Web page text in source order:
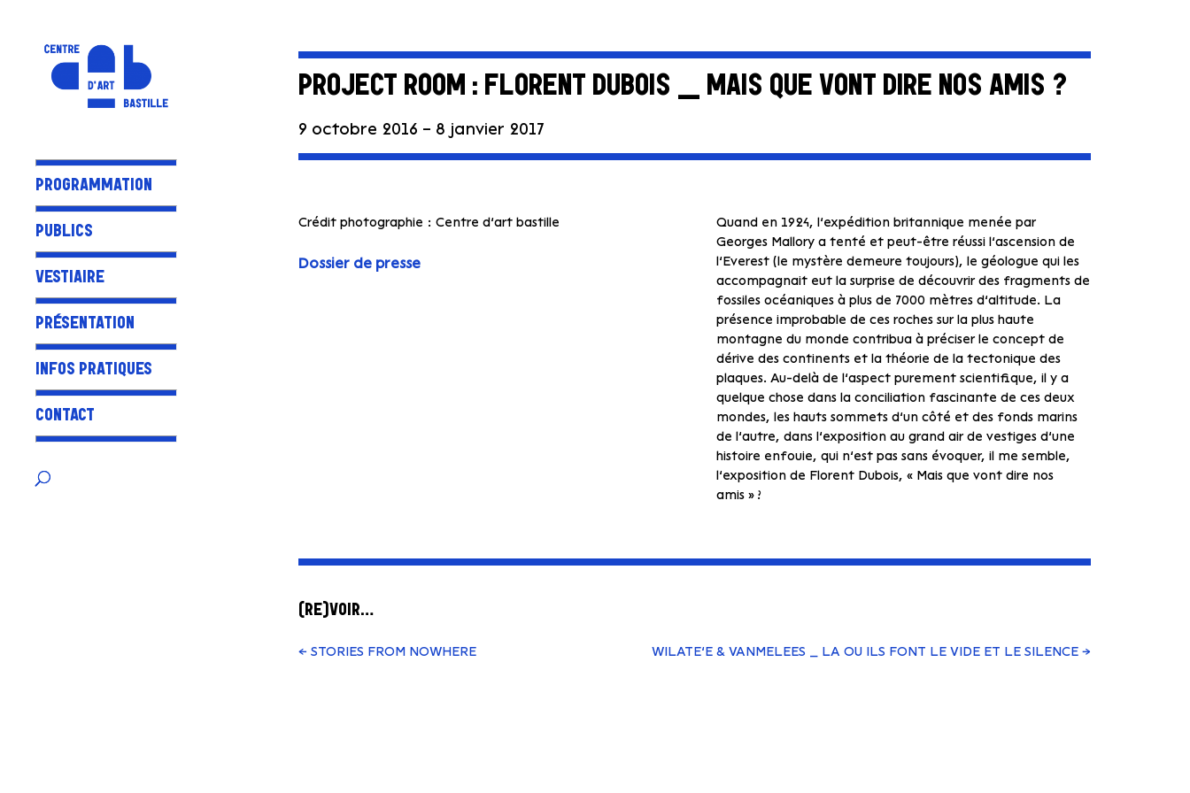
PROGRAMMATION
PUBLICS
VESTIAIRE
PRÉSENTATION
INFOS PRATIQUES
CONTACT
PROJECT ROOM : FLORENT DUBOIS _ MAIS QUE VONT DIRE NOS AMIS ?
9 octobre 2016 – 8 janvier 2017
Crédit photographie : Centre d’art bastille
Dossier de presse
Quand en 1924, l’expédition britannique menée par
Georges Mallory a tenté et peut-être réussi l’ascension de
l’Everest (le mystère demeure toujours), le géologue qui les
accompagnait eut la surprise de découvrir des fragmentsde
fossiles océaniques à plus de 7000 mètres d’altitude. La
présence improbable de ces roches sur la plus haute
montagne du monde contribua à préciser le concept de
dérive des continents et la théorie de la tectonique des
plaques. Au-delà de l’aspect purement scientifique, il y a
quelque chose dans la conciliation fascinante de ces deux
mondes, les hauts sommets d’un côté et des fonds marins
de l’autre, dans l’exposition au grand air de vestiges d’une
histoire enfouie, qui n’est pas sans évoquer, il me semble,
l’exposition de Florent Dubois, « Mais que vont dire nos
amis » ?
(RE)VOIR…
← STORIES FROM NOWHERE WILATE’E & VANMELEES _ LA OU ILS FONT LE VIDE ET LE SILENCE →